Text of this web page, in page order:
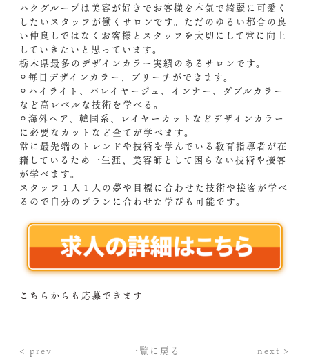
ハクグループは美容が好きでお客様を本気で綺麗に可愛く
したいスタッフが働くサロンです。ただのゆるい都合の良
い仲良しではなくお客様とスタッフを大切にして常に向上
していきたいと思っています。
栃木県最多のデザインカラー実績のあるサロンです。
⚪︎毎日デザインカラー、ブリーチができます。
⚪︎ハイライト、バレイヤージュ、インナー、ダブルカラー
など高レベルな技術を学べる。
⚪︎海外ヘア、韓国系、レイヤーカットなどデザインカラー
に必要なカットなど全てが学べます。
常に最先端のトレンドや技術を学んでいる教育指導者が在
籍しているため一生涯、美容師として困らない技術や接客
が学べます。
スタッフ１人１人の夢や目標に合わせた技術や接客が学べ
るので自分のプランに合わせた学びも可能です。
こちらからも応募できます
< prev 一覧に戻る next >